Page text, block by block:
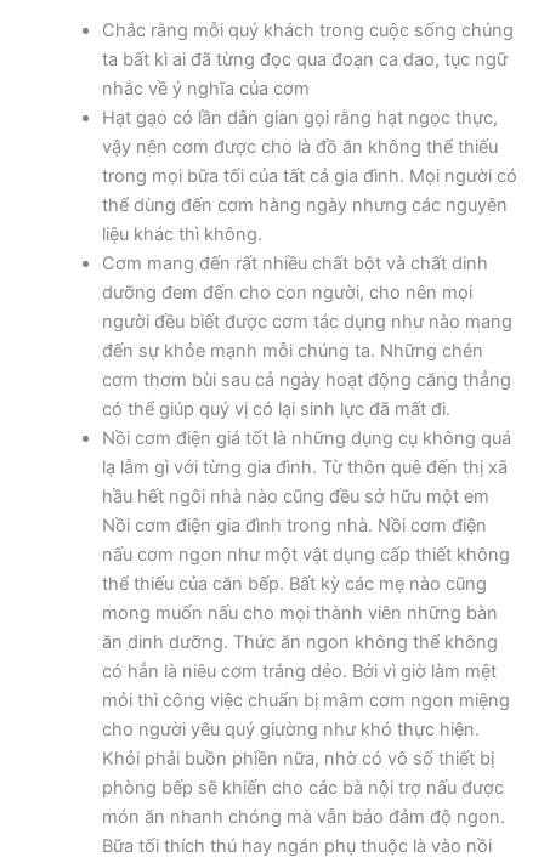
Chắc rằng mỗi quý khách trong cuộc sống chúng
ta bất kì ai đã từng đọc qua đoạn ca dao, tục ngữ
nhắc về ý nghĩa của cơm
Hạt gạo có lần dân gian gọi rằng hạt ngọc thực,
vậy nên cơm được cho là đồ ăn không thể thiếu
trong mọi bữa tối của tất cả gia đình. Mọi người có
thể dùng đến cơm hàng ngày nhưng các nguyên
liệu khác thì không.
Cơm mang đến rất nhiều chất bột và chất dinh
dưỡng đem đến cho con người, cho nên mọi
người đều biết được cơm tác dụng như nào mang
đến sự khỏe mạnh mỗi chúng ta. Những chén
cơm thơm bùi sau cả ngày hoạt động căng thẳng
có thể giúp quý vị có lại sinh lực đã mất đi.
Nồi cơm điện giá tốt là những dụng cụ không quá
lạ lẫm gì với từng gia đình. Từ thôn quê đến thị xã
hầu hết ngôi nhà nào cũng đều sở hữu một em
Nồi cơm điện gia đình trong nhà. Nồi cơm điện
nấu cơm ngon như một vật dụng cấp thiết không
thể thiếu của căn bếp. Bất kỳ các mẹ nào cũng
mong muốn nấu cho mọi thành viên những bàn
ăn dinh dưỡng. Thức ăn ngon không thể không
có hẳn là niêu cơm trắng dẻo. Bởi vì giờ làm mệt
mỏi thì công việc chuẩn bị mâm cơm ngon miệng
cho người yêu quý giường như khó thực hiện.
Khỏi phải buồn phiền nữa, nhờ có vô số thiết bị
phòng bếp sẽ khiến cho các bà nội trợ nấu được
món ăn nhanh chóng mà vẫn bảo đảm độ ngon.
Bữa tối thích thú hay ngán phụ thuộc là vào nồi